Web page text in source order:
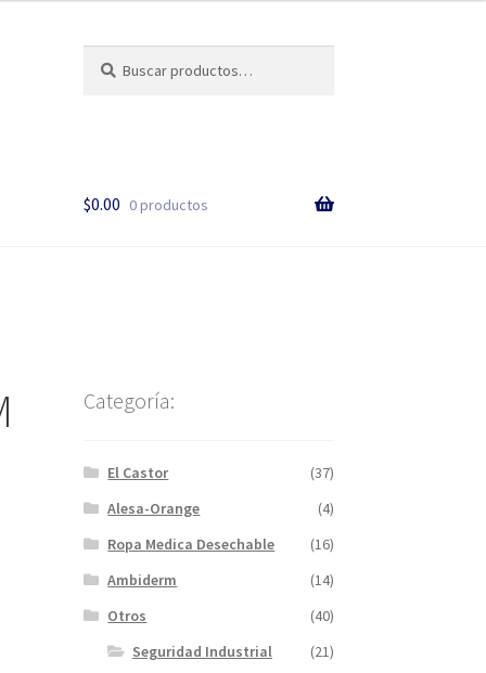
$0.00 0 productos
Categoría:
El Castor
(37)
Alesa-Orange
(4)
Ropa Medica Desechable
(16)
Ambiderm
(14)
Otros
(40)
Seguridad Industrial
(21)